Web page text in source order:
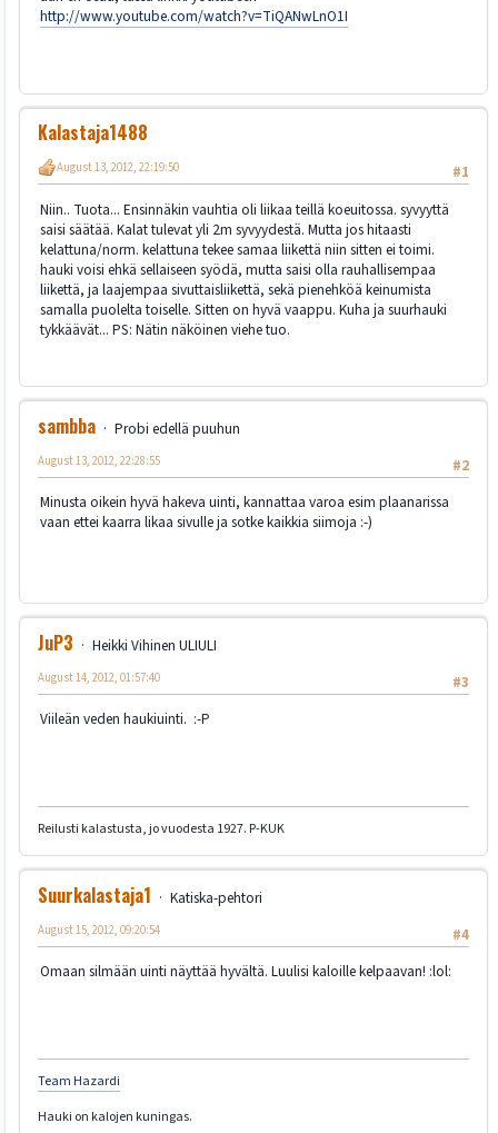
http://www.youtube.com/watch?v=TiQANwLnO1I
Kalastaja1488
#1
August 13, 2012, 22:19:50
Niin.. Tuota... Ensinnäkin vauhtia oli liikaa teillä koeuitossa. syvyyttä
saisi säätää. Kalat tulevat yli 2m syvyydestä. Mutta jos hitaasti
kelattuna/norm. kelattuna tekee samaa liikettä niin sitten ei toimi.
hauki voisi ehkä sellaiseen syödä, mutta saisi olla rauhallisempaa
liikettä, ja laajempaa sivuttaisliikettä, sekä pienehköä keinumista
samalla puolelta toiselle. Sitten on hyvä vaappu. Kuha ja suurhauki
tykkäävät... PS: Nätin näköinen viehe tuo.
sambba
Probi edellä puuhun
#2
August 13, 2012, 22:28:55
Minusta oikein hyvä hakeva uinti, kannattaa varoa esim plaanarissa
vaan ettei kaarra likaa sivulle ja sotke kaikkia siimoja :-)
JuP3
Heikki Vihinen ULIULI
#3
August 14, 2012, 01:57:40
Viileän veden haukiuinti. :-P
Reilusti kalastusta, jo vuodesta 1927. P-KUK
Suurkalastaja1
Katiska-pehtori
#4
August 15, 2012, 09:20:54
Omaan silmään uinti näyttää hyvältä. Luulisi kaloille kelpaavan! :lol:
Team Hazardi
Hauki on kalojen kuningas.